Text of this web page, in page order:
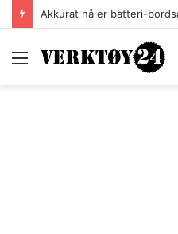
Akkurat nå er batteri-
Meny